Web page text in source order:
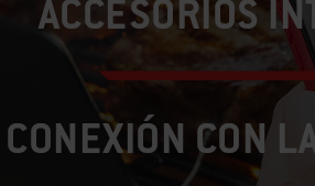
ACCESORIOS
CONEXIÓN CON